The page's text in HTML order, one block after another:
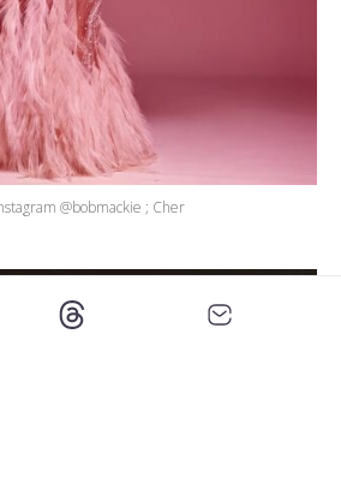
@bobmackie ; Cher